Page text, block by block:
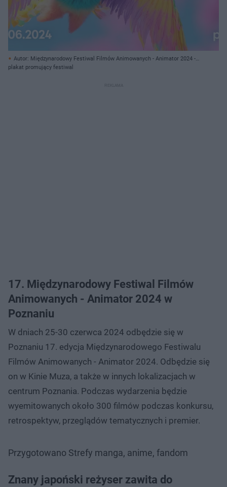
Autor: Międzynarodowy Festiwal Filmów Animowanych - Animator 2024 -
materiały prasowe/ Materiały prasowe
plakat promujący festiwal
17. Międzynarodowy Festiwal Filmów
Animowanych - Animator 2024 w
Poznaniu
W dniach 25-30 czerwca 2024 odbędzie się w
Poznaniu 17. edycja Międzynarodowego Festiwalu
Filmów Animowanych - Animator 2024. Odbędzie się
on w Kinie Muza, a także w innych lokalizacjach w
centrum Poznania. Podczas wydarzenia będzie
wyemitowanych około 300 filmów podczas konkursu,
retrospektyw, przeglądów tematycznych i premier.
Przygotowano Strefy manga, anime, fandom
Znany japoński reżyser zawita do